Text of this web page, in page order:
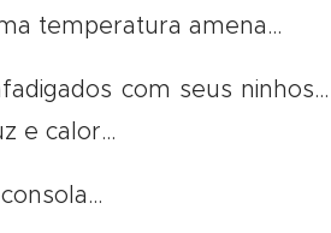
temperatura amena…
com seus
e calor…